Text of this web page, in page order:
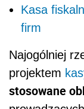
Kasa
firm
Najogólniej
projektem
stosowane